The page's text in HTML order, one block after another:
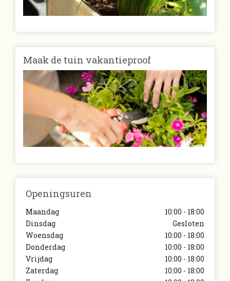
Maak de tuin vakantieproof
Openingsuren
Maandag
10:00 - 18:00
Dinsdag
Gesloten
Woensdag
10:00 - 18:00
Donderdag
10:00 - 18:00
Vrijdag
10:00 - 18:00
Zaterdag
10:00 - 18:00